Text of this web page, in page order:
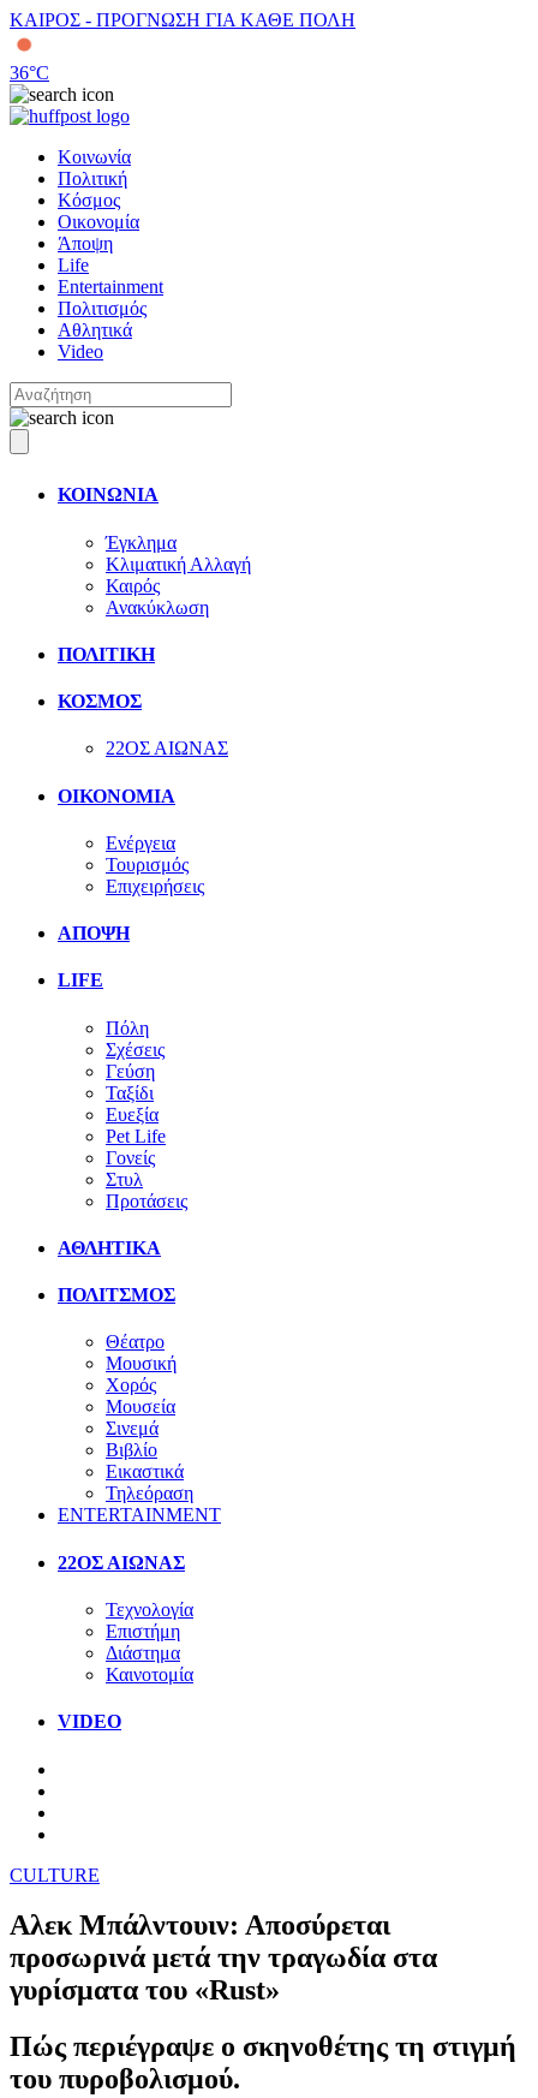
ΚΑΙΡΟΣ - ΠΡΟΓΝΩΣΗ ΓΙΑ ΚΑΘΕ ΠΟΛΗ
36°C
Κοινωνία
Πολιτική
Κόσμος
Οικονομία
Άποψη
Life
Entertainment
Πολιτισμός
Αθλητικά
Video
ΚΟΙΝΩΝΙΑ
Έγκλημα
Κλιματική Αλλαγή
Καιρός
Ανακύκλωση
ΠΟΛΙΤΙΚΗ
ΚΟΣΜΟΣ
22ΟΣ ΑΙΩΝΑΣ
ΟΙΚΟΝΟΜΙΑ
Ενέργεια
Τουρισμός
Επιχειρήσεις
ΑΠΟΨΗ
LIFE
Πόλη
Σχέσεις
Γεύση
Ταξίδι
Ευεξία
Pet Life
Γονείς
Στυλ
Προτάσεις
ΑΘΛΗΤΙΚΑ
ΠΟΛΙΤΣΜΟΣ
Θέατρο
Μουσική
Χορός
Μουσεία
Σινεμά
Βιβλίο
Εικαστικά
Τηλεόραση
ENTERTAINMENT
22ΟΣ ΑΙΩΝΑΣ
Τεχνολογία
Επιστήμη
Διάστημα
Καινοτομία
VIDEO
CULTURE
Αλεκ Μπάλντουιν: Αποσύρεται
προσωρινά μετά την τραγωδία στα
γυρίσματα του «Rust»
Πώς περιέγραψε ο σκηνοθέτης τη στιγμή
του πυροβολισμού.